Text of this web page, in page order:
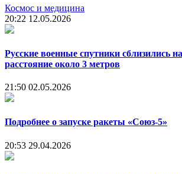
Космос и медицина
20:22 12.05.2026
Русские военные спутники сблизились
расстояние около 3 метров
21:50 02.05.2026
Подробнее о запуске ракеты «Союз‑5»
20:53 29.04.2026